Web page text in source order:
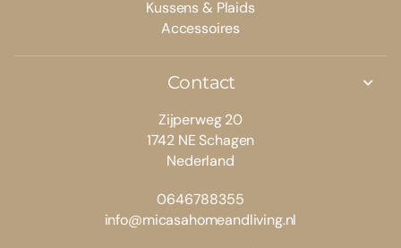
Kussens & Plaids
Accessoires
Contact
Zijperweg 20
1742 NE Schagen
Nederland
0646788355
info@micasahomeandliving.nl